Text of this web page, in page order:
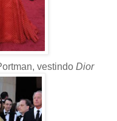
vestindo Dior